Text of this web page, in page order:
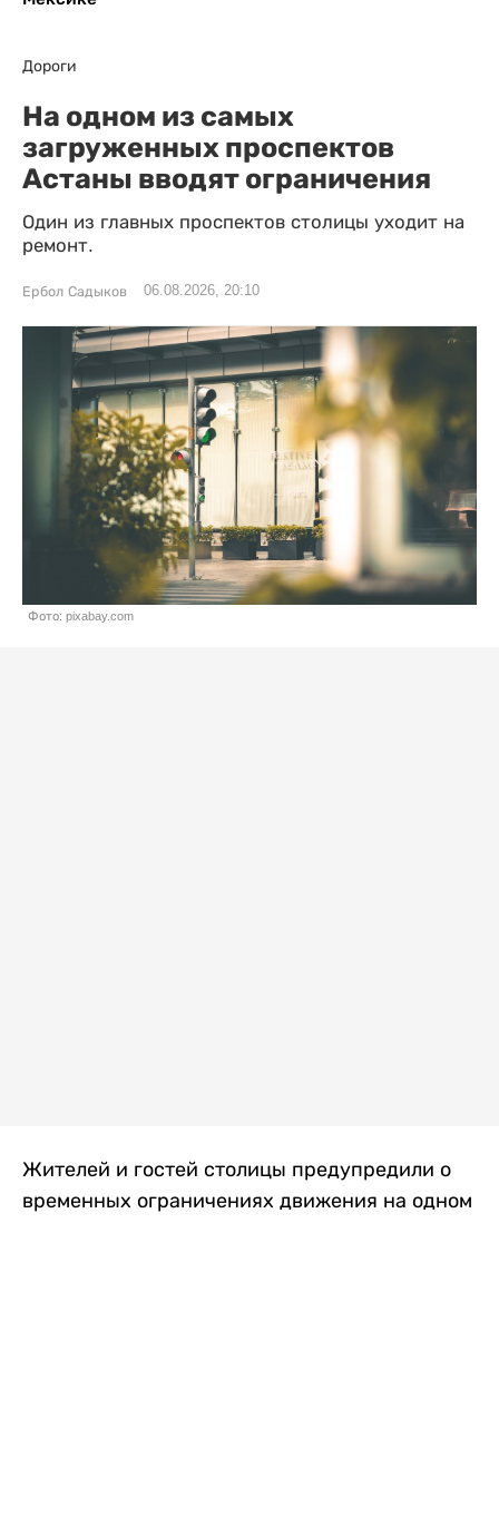
Дороги
На одном из самых
загруженных проспектов
Астаны вводят ограничения
Один из главных проспектов столицы уходит на
ремонт.
Ербол Садыков 06.08.2026, 20:10
Фото: pixabay.com
Жителей и гостей столицы предупредили о
временных ограничениях движения на одном